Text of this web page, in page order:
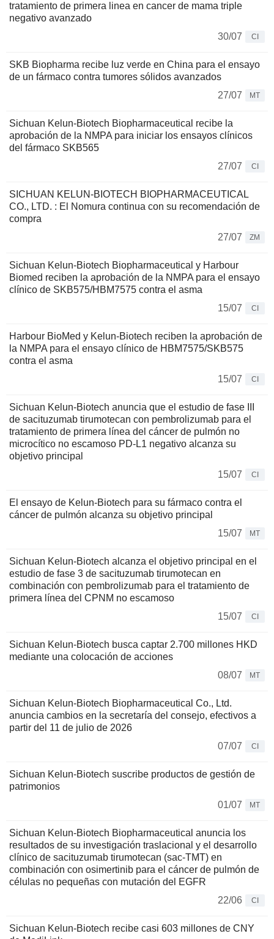
tratamiento de primera linea en cancer de mama triple
negativo avanzado
30/07
CI
SKB Biopharma recibe luz verde en China para el ensayo
de un fármaco contra tumores sólidos avanzados
27/07
MT
Sichuan Kelun-Biotech Biopharmaceutical recibe la
aprobación de la NMPA para iniciar los ensayos clínicos
del fármaco SKB565
27/07
CI
SICHUAN KELUN-BIOTECH BIOPHARMACEUTICAL
CO., LTD. : El Nomura continua con su recomendación de
compra
27/07
ZM
Sichuan Kelun-Biotech Biopharmaceutical y Harbour
Biomed reciben la aprobación de la NMPA para el ensayo
clínico de SKB575/HBM7575 contra el asma
15/07
CI
Harbour BioMed y Kelun-Biotech reciben la aprobación de
la NMPA para el ensayo clínico de HBM7575/SKB575
contra el asma
15/07
CI
Sichuan Kelun-Biotech anuncia que el estudio de fase III
de sacituzumab tirumotecan con pembrolizumab para el
tratamiento de primera línea del cáncer de pulmón no
microcítico no escamoso PD-L1 negativo alcanza su
objetivo principal
15/07
CI
El ensayo de Kelun-Biotech para su fármaco contra el
cáncer de pulmón alcanza su objetivo principal
15/07
MT
Sichuan Kelun-Biotech alcanza el objetivo principal en el
estudio de fase 3 de sacituzumab tirumotecan en
combinación con pembrolizumab para el tratamiento de
primera línea del CPNM no escamoso
15/07
CI
Sichuan Kelun-Biotech busca captar 2.700 millones HKD
mediante una colocación de acciones
08/07
MT
Sichuan Kelun-Biotech Biopharmaceutical Co., Ltd.
anuncia cambios en la secretaría del consejo, efectivos a
partir del 11 de julio de 2026
07/07
CI
Sichuan Kelun-Biotech suscribe productos de gestión de
patrimonios
01/07
MT
Sichuan Kelun-Biotech Biopharmaceutical anuncia los
resultados de su investigación traslacional y el desarrollo
clínico de sacituzumab tirumotecan (sac-TMT) en
combinación con osimertinib para el cáncer de pulmón de
células no pequeñas con mutación del EGFR
22/06
CI
Sichuan Kelun-Biotech recibe casi 603 millones de CNY